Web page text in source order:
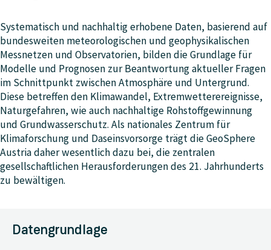
Systematisch und nachhaltig erhobene Daten, basierend auf
bundesweiten meteorologischen und geophysikalischen
Messnetzen und Observatorien, bilden die Grundlage für
Modelle und Prognosen zur Beantwortung aktueller Fragen
im Schnittpunkt zwischen Atmosphäre und Untergrund.
Diese betreffen den Klimawandel, Extremwetterereignisse,
Naturgefahren, wie auch nachhaltige Rohstoffgewinnung
und Grundwasserschutz. Als nationales Zentrum für
Klimaforschung und Daseinsvorsorge trägt die GeoSphere
Austria daher wesentlich dazu bei, die zentralen
gesellschaftlichen Herausforderungen des 21. Jahrhunderts
zu bewältigen.
Datengrundlage